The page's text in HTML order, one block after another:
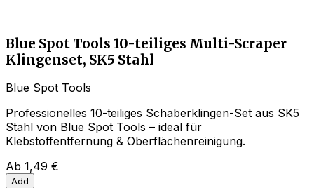
Blue Spot Tools 10-teiliges Multi-Scraper
Klingenset, SK5 Stahl
Blue Spot Tools
Professionelles 10-teiliges Schaberklingen-Set aus SK5
Stahl von Blue Spot Tools – ideal für
Klebstoffentfernung & Oberflächenreinigung.
Ab 1,49 €
Add